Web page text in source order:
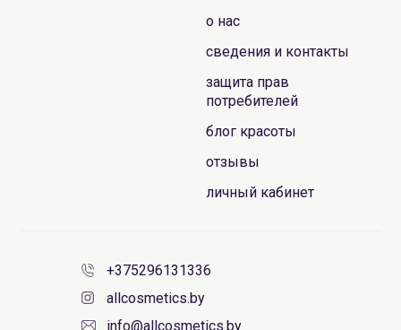
о нас
сведения и контакты
защита прав
потребителей
блог красоты
отзывы
личный кабинет
+375296131336
allcosmetics.by
info@allcosmetics.by